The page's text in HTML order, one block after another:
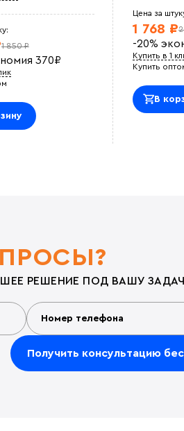
1 850 ₽
370₽
Цена за
2
1 768 ₽
-20%
Купить в 1
Купить
В
РЕШЕНИЕ ПОД ВАШУ